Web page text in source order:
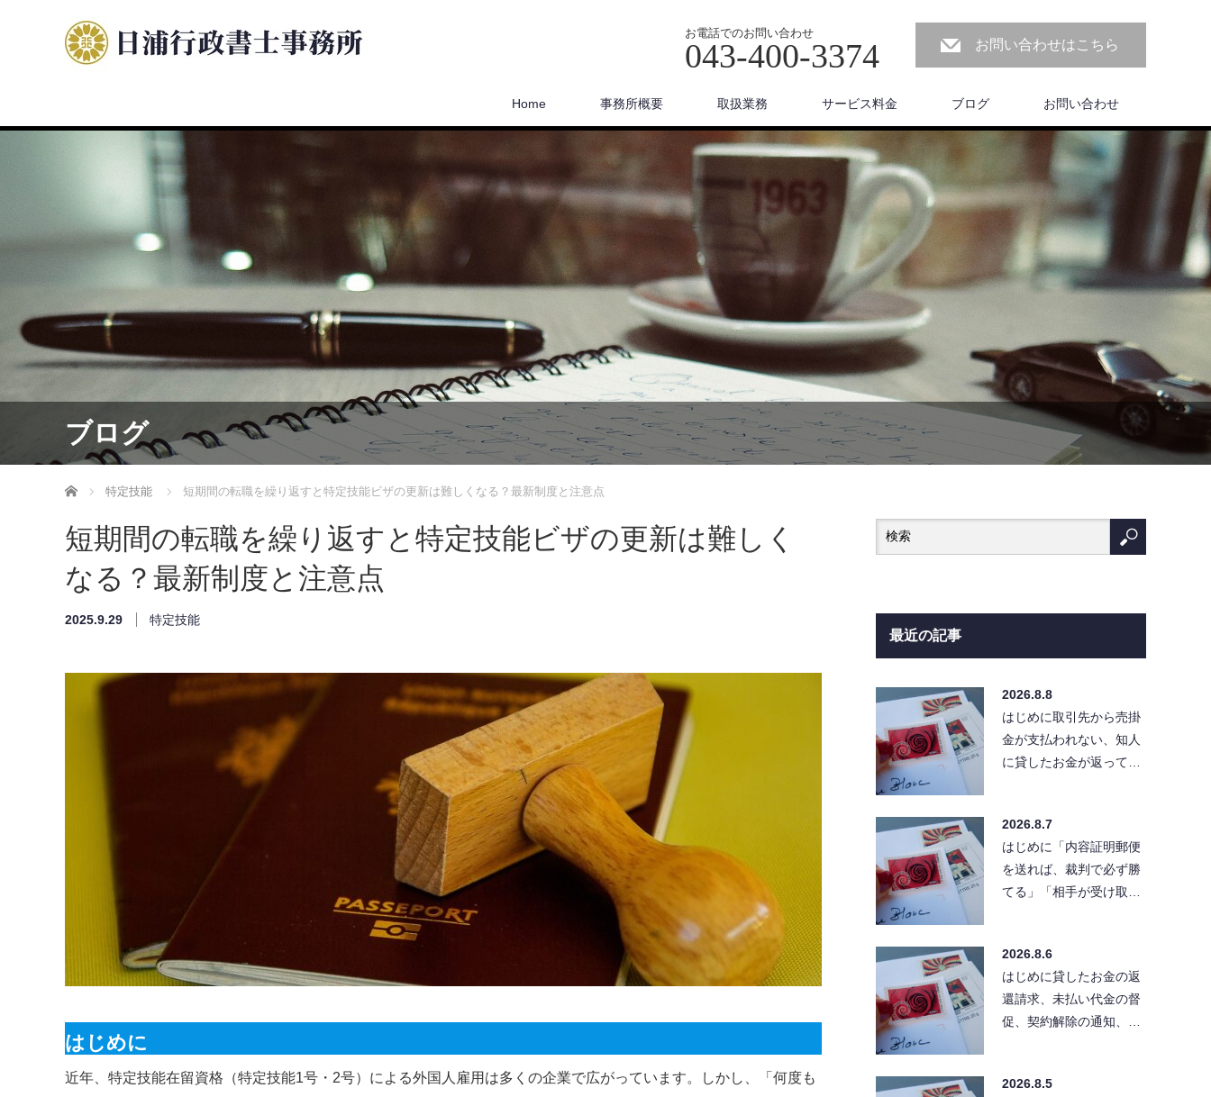
お電話でのお問い合わせ
043-400-3374 お問い合わせはこちら
Home 事務所概要 取扱業務 サービス料金 ブログ お問い合わせ
ブログ
ホーム 特定技能 短期間の転職を繰り返すと特定技能ビザの更新は難しくなる？最新制度と注意点
短期間の転職を繰り返すと特定技能ビザの更新は難しく
なる？最新制度と注意点
2025.9.29 特定技能
はじめに
近年、特定技能在留資格（特定技能1号・2号）による外国人雇用は多くの企業で広がっています。しかし、「何度も
最近の記事
2026.8.8
はじめに取引先から売掛
金が支払われない、知人
に貸したお金が返ってこ
の…
2026.8.7
はじめに「内容証明郵便
を送れば、裁判で必ず勝
てる」「相手が受け取ら
い…
2026.8.6
はじめに貸したお金の返
還請求、未払い代金の督
促、契約解除の通知、ク
で…
2026.8.5